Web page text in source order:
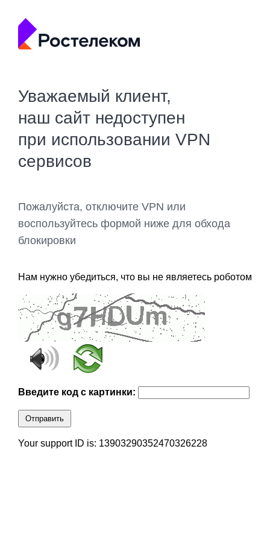
Уважаемый клиент,
наш сайт недоступен
при использовании VPN
сервисов
Пожалуйста, отключите VPN или
воспользуйтесь формой ниже для обхода
блокировки
Нам нужно убедиться, что вы не являетесь роботом
Введите код с картинки:
Отправить
Your support ID is: 13903290352470326228